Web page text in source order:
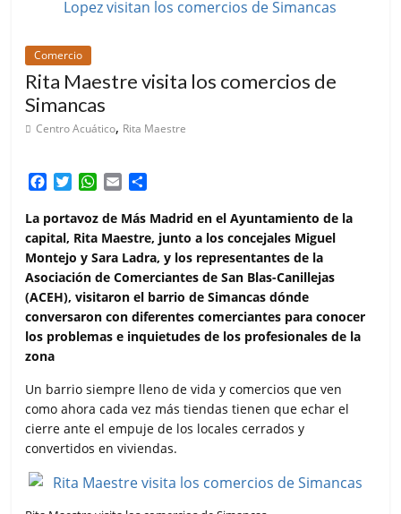
Comercio
Rita Maestre visita los comercios de
Simancas
Centro Acuático, Rita Maestre
c
e
b
o
o
k
i
t
t
e
W
a
t
s
A
p
p
a
i
l
m
p
a
r
t
i
r
La portavoz de Más Madrid en el Ayuntamiento de la
capital, Rita Maestre, junto a los concejales Miguel
Montejo y Sara Ladra, y los representantes de la
Asociación de Comerciantes de San Blas-Canillejas
(ACEH), visitaron el barrio de Simancas dónde
conversaron con diferentes comerciantes para conocer
los problemas e inquietudes de los profesionales de la
zona
Un barrio siempre lleno de vida y comercios que ven
como ahora cada vez más tiendas tienen que echar el
cierre ante el empuje de los locales cerrados y
convertidos en viviendas.